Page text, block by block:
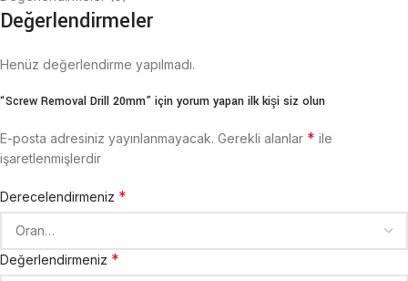
Değerlendirmeler
Henüz değerlendirme yapılmadı.
“Screw Removal Drill 20mm” için yorum yapan ilk kişi siz olun
E-posta adresiniz yayınlanmayacak. Gerekli alanlar * ile
işaretlenmişlerdir
Derecelendirmeniz *
Değerlendirmeniz *